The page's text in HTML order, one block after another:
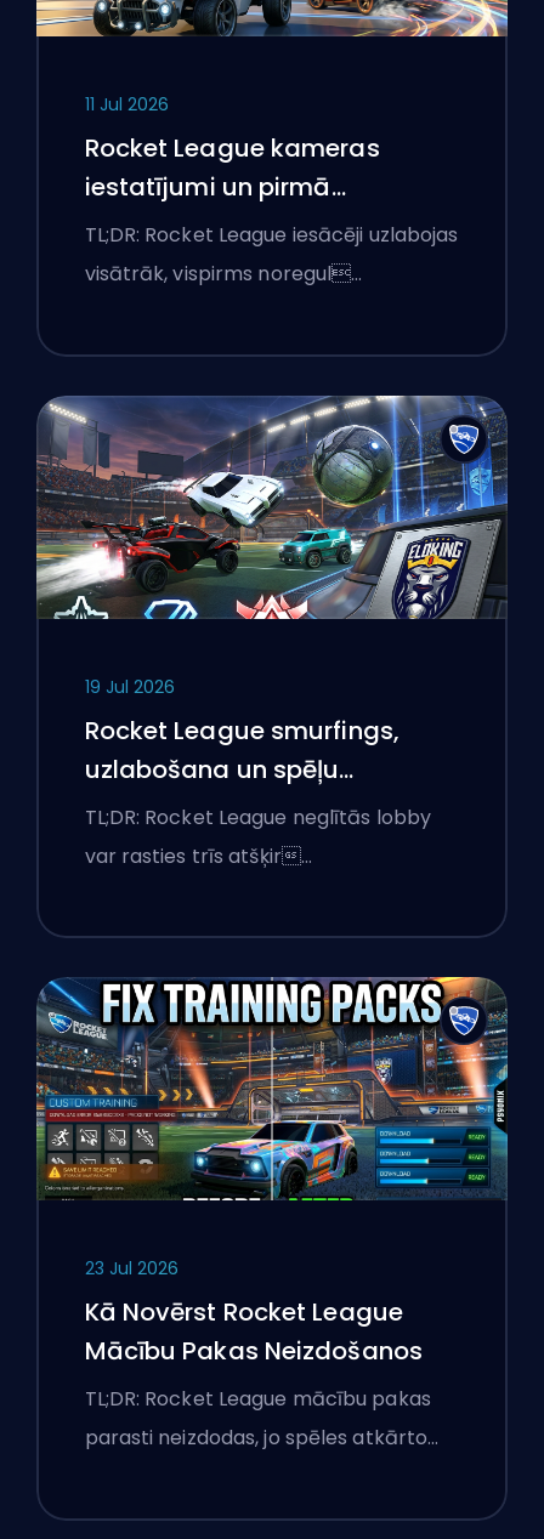
11 Jul 2026
Rocket League kameras
iestatījumi un pirmā
apmācību rutīna
TL;DR: Rocket League iesācēji uzlabojas
visātrāk, vispirms noregul…
19 Jul 2026
Rocket League smurfings,
uzlabošana un spēļu
saskaņošana explained
TL;DR: Rocket League neglītās lobby
var rasties trīs atšķir…
23 Jul 2026
Kā Novērst Rocket League
Mācību Pakas Neizdošanos
TL;DR: Rocket League mācību pakas
parasti neizdodas, jo spēles atkārto…